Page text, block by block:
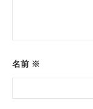
名前 ※